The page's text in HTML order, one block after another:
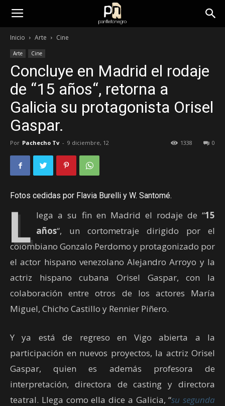
panfletonegro
Inicio Arte Cine
Arte Cine
Concluye en Madrid el rodaje
de “15 años“, retorna a
Galicia su protagonista Orisel
Gaspar.
Por Pachecho Tv - 9 diciembre, 12 0
1338
Fotos cedidas por Flavia Burelli y W. Santomé.
L lega a su fin en Madrid el rodaje de “15
años“, un cortometraje dirigido por el
colombiano Gonzalo Perdomo y protagonizado por
el actor hispano venezolano Alejandro Arroyo y la
actriz hispano cubana Orisel Gaspar, con la
colaboración entre otros de los actores María
Miguel, Chicho Castillo y Rennier Piñero.
Y ya está de regreso en Vigo abierta a la
participación en nuevos proyectos, la actriz Orisel
Gaspar, quien es además profesora de
interpretación, directora de casting y directora
teatral. Llega como ella dice a Galicia, “su segunda